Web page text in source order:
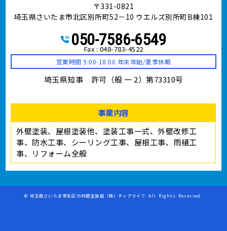
〒331-0821
埼玉県さいたま市北区別所町52－10 ウエルズ別所町B棟101
050-7586-6549
Fax : 048-783-4522
営業時間 9:00-18:00 年末年始/夏季休暇
埼玉県知事 許可（般 一 2）第73310号
事業内容
外壁塗装、屋根塗装他、塗装工事⼀式、外壁改修工
事、防水工事、シーリング工事、屋根工事、雨樋工
事、リフォーム全般
© 埼玉県さいたま市北区の外壁塗装店（株）ディアライフ All Rights Reserved.